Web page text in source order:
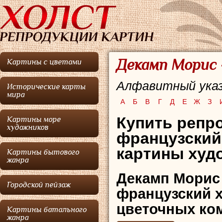
Картины с цветами
Исторические карты
мира
Картины море
художников
Картины бытового
жанра
Городской пейзаж
Картины батального
жанра
Декамп Морис
Алфавитный
А Б В Г Д Е Ж З
Купить
картины
Декамп Морис
французский
цветочных